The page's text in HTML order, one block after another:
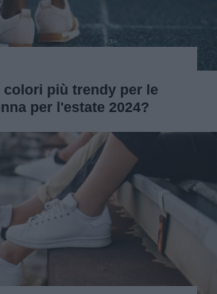
colori più trendy per le
per l'estate 2024?